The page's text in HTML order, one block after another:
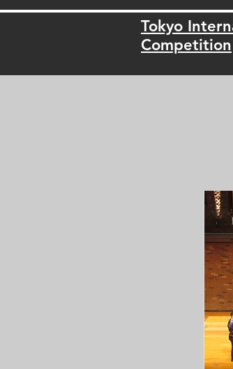
Tokyo
Competition